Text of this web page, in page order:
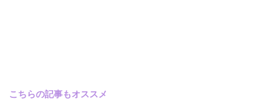
こちらの記事もオススメ